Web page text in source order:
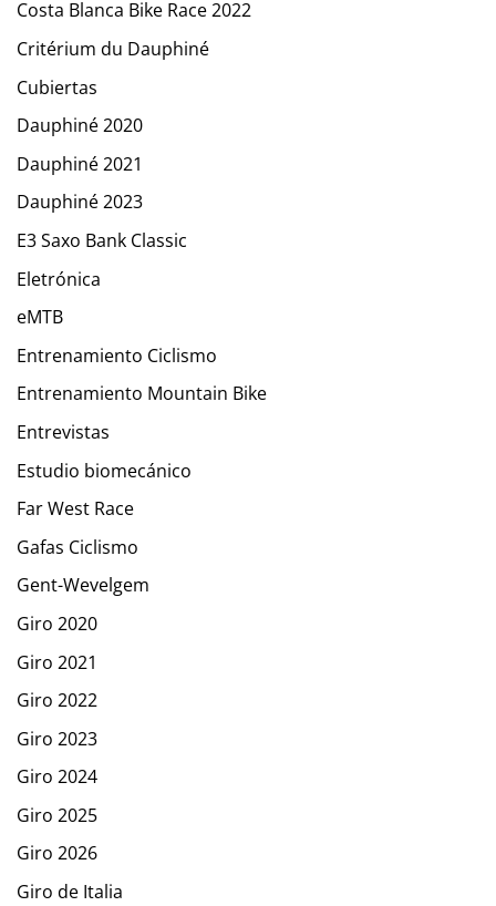
Costa Blanca Bike Race 2022
Critérium du Dauphiné
Cubiertas
Dauphiné 2020
Dauphiné 2021
Dauphiné 2023
E3 Saxo Bank Classic
Eletrónica
eMTB
Entrenamiento Ciclismo
Entrenamiento Mountain Bike
Entrevistas
Estudio biomecánico
Far West Race
Gafas Ciclismo
Gent-Wevelgem
Giro 2020
Giro 2021
Giro 2022
Giro 2023
Giro 2024
Giro 2025
Giro 2026
Giro de Italia